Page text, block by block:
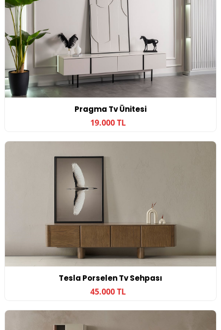
Pragma Tv Ünitesi
19.000 TL
Tesla Porselen Tv Sehpası
45.000 TL